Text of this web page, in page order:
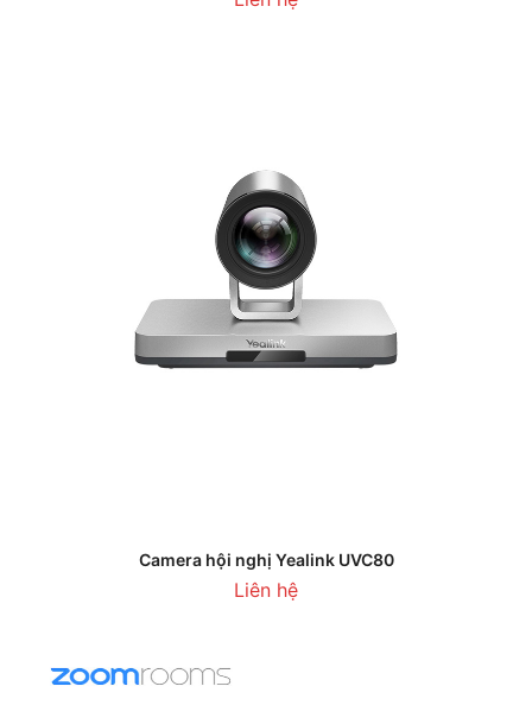
Camera hội nghị Yealink UVC80
Liên hệ